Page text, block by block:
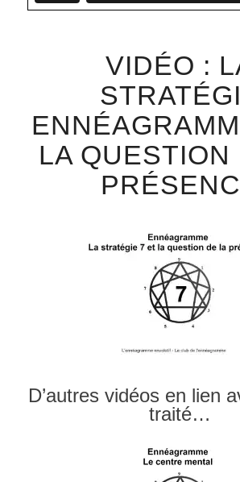
VIDÉO :
LA QUESTION
D’autres vidéos en lien
traité…